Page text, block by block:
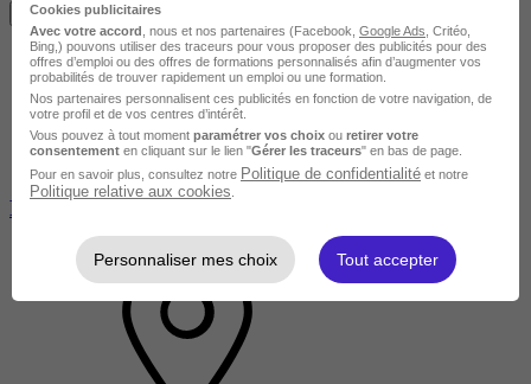
Je m'informe gratuitement
Pied diabétique - DPC podologues
Cookies publicitaires
Avec votre accord , nous et nos partenaires (Facebook, Google Ads , Critéo,
Bing,) pouvons utiliser des traceurs pour vous proposer des publicités pour des
offres d’emploi ou des offres de formations personnalisés afin d’augmenter vos
probabilités de trouver rapidement un emploi ou une formation.
Nos partenaires personnalisent ces publicités en fonction de votre navigation, de
votre profil et de vos centres d’intérêt.
Vous pouvez à tout moment paramétrer vos choix ou retirer votre
consentement en cliquant sur le lien "Gérer les traceurs" en bas de page.
Pour en savoir plus, consultez notre Politique de confidentialité et notre
Politique relative aux cookies
Personnaliser mes choix Tout accepter